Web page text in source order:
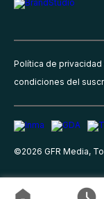
Política de privacidad
condiciones del
©2026 GFR Media,